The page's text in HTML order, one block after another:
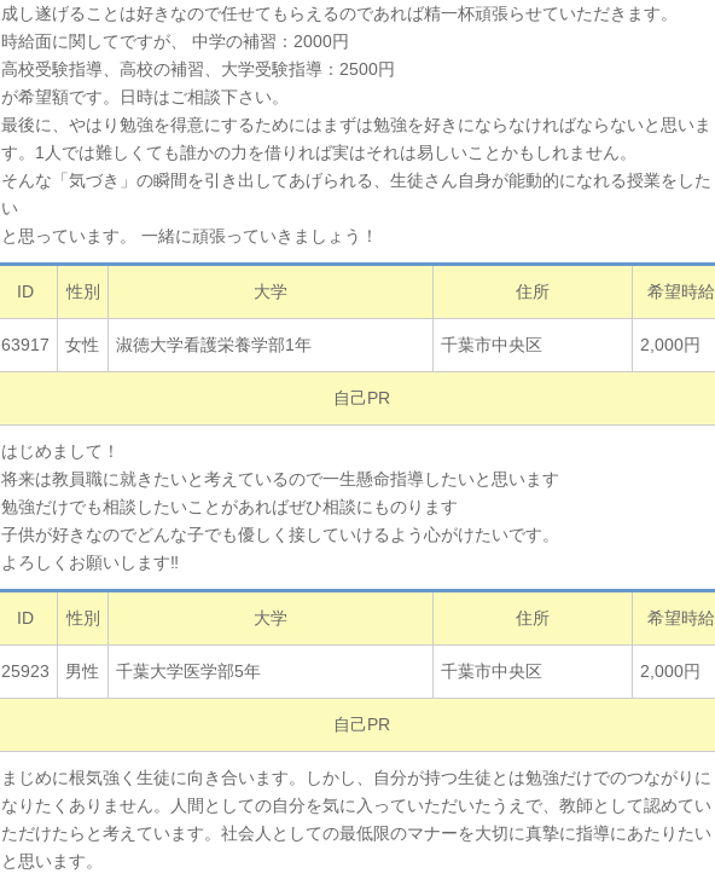
成し遂げることは好きなので任せてもらえるのであれば精一杯頑張らせていただきます。
時給面に関してですが、 中学の補習：2000円
高校受験指導、高校の補習、大学受験指導：2500円
が希望額です。日時はご相談下さい。
最後に、やはり勉強を得意にするためにはまずは勉強を好きにならなければならないと思いま
す。1人では難しくても誰かの力を借りれば実はそれは易しいことかもしれません。
そんな「気づき」の瞬間を引き出してあげられる、生徒さん自身が能動的になれる授業をした
い
と思っています。 一緒に頑張っていきましょう！
ID 性別 大学 住所 希望時給
63917 女性 淑徳大学看護栄養学部1年 千葉市中央区 2,000円
自己PR
はじめまして！
将来は教員職に就きたいと考えているので一生懸命指導したいと思います
勉強だけでも相談したいことがあればぜひ相談にものります
子供が好きなのでどんな子でも優しく接していけるよう心がけたいです。
よろしくお願いします‼︎
ID 性別 大学 住所 希望時給
25923 男性 千葉大学医学部5年 千葉市中央区 2,000円
自己PR
まじめに根気強く生徒に向き合います。しかし、自分が持つ生徒とは勉強だけでのつながりに
なりたくありません。人間としての自分を気に入っていただいたうえで、教師として認めてい
ただけたらと考えています。社会人としての最低限のマナーを大切に真摯に指導にあたりたい
と思います。